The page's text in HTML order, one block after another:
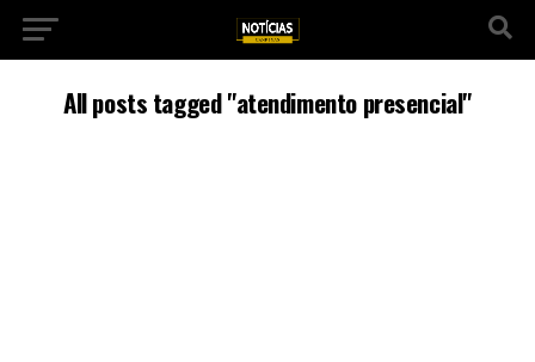
All posts tagged "atendimento presencial"